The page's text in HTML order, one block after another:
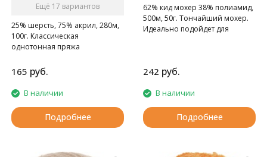
Ещё 17 вариантов
25% шерсть, 75% акрил, 280м,
100г. Классическая
однотонная пряжа
165 руб.
В наличии
Подробнее
62% кид мохер 38% полиамид,
500м, 50г. Тончайший мохер.
Идеально подойдет для
242 руб.
В наличии
Подробнее